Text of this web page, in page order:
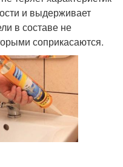
и выдерживает
в составе не
соприкасаются.